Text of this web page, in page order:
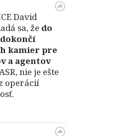
David
sa, že do
kamier pre
a agentov
nie je ešte
operácií